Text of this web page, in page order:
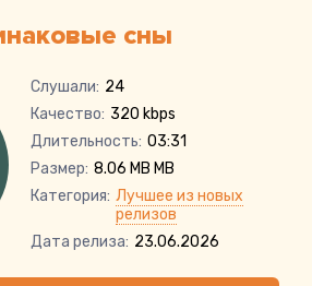
сны
Слушали: 24
Качество: 320 kbps
Длительность: 03:31
Размер: 8.06 MB MB
Категория: Лучшее из новых
релизов
Дата релиза: 23.06.2026